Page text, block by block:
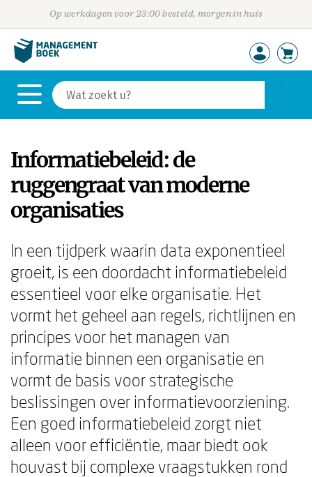
Op werkdagen voor 23:00 besteld, morgen in huis
Informatiebeleid: de
ruggengraat van moderne
organisaties
In een tijdperk waarin data exponentieel
groeit, is een doordacht informatiebeleid
essentieel voor elke organisatie. Het
vormt het geheel aan regels, richtlijnen en
principes voor het managen van
informatie binnen een organisatie en
vormt de basis voor strategische
beslissingen over informatievoorziening.
Een goed informatiebeleid zorgt niet
alleen voor efficiëntie, maar biedt ook
houvast bij complexe vraagstukken rond